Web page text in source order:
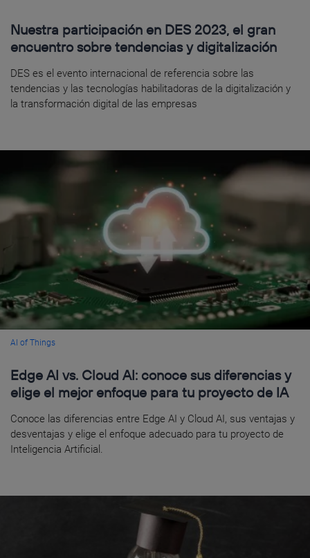
Nuestra participación en DES 2023, el gran
encuentro sobre tendencias y digitalización
DES es el evento internacional de referencia sobre las
tendencias y las tecnologías habilitadoras de la digitalización y
la transformación digital de las empresas
AI of Things
Edge AI vs. Cloud AI: conoce sus diferencias y
elige el mejor enfoque para tu proyecto de IA
Conoce las diferencias entre Edge AI y Cloud AI, sus ventajas y
desventajas y elige el enfoque adecuado para tu proyecto de
Inteligencia Artificial.